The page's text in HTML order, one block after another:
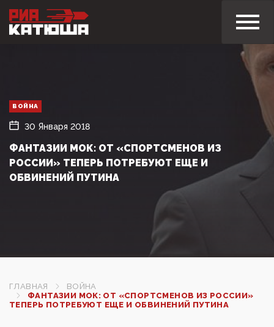
ВОЙНА
30 Января 2018
ФАНТАЗИИ МОК: ОТ «СПОРТСМЕНОВ ИЗ
РОССИИ» ТЕПЕРЬ ПОТРЕБУЮТ ЕЩЕ И
ОБВИНЕНИЙ ПУТИНА
ГЛАВНАЯ
ВОЙНА
ФАНТАЗИИ МОК: ОТ «СПОРТСМЕНОВ ИЗ РОССИИ»
ТЕПЕРЬ ПОТРЕБУЮТ ЕЩЕ И ОБВИНЕНИЙ ПУТИНА